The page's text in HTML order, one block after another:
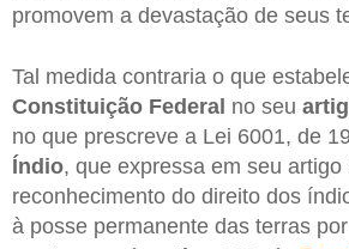
promovem a devastação de seus
Tal medida contraria o que
Constituição Federal no seu
no que prescreve a Lei 6001, de
Índio, que expressa em seu artigo
reconhecimento do direito dos
à posse permanente das terras